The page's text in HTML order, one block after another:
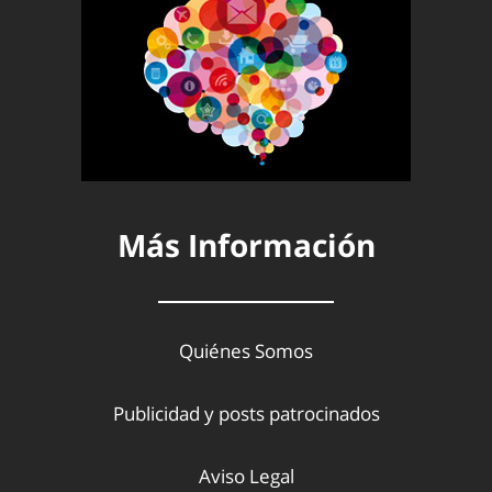
Más Información
Quiénes Somos
Publicidad y posts patrocinados
Aviso Legal